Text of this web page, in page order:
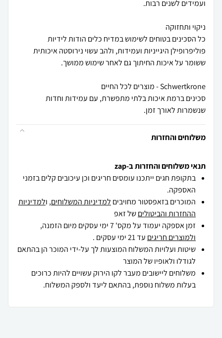
כל הסכינים בטוחים לשימוש במדיח כלים הודות לידיות
פוליפרופילן היגייניות ועמידות, ולהב עשוי נירוסטה איכותית
סכינים ברמת איכות בלתי מתפשרת, עם עמידות וחדות
שנשמרות לאורך זמן.
משלוחים והחזרות
תנאי משלוחים והחזרות ב-zap
בתקופת חגים ייתכנו עומסים חריגים וכן עיכובים קלים בזמני
האספקה.
המוכרים בזאפסטור מחויבים למדיניות המשלוחים, ולמדיניות
ההחזרות והביטוליםשל זאפ
זמן אספקה יעמוד על מקס' 7 ימי עסקים מיום הזמנה,
ולמוצרים חריגים עד 21 ימי עסקים .
שיטות ועלויות המשלוח המוצעות לך על-ידי המוכר הן בהתאם
לגודלו ולאופיו של המוצר
משלוחים ליישובים מעבר לקו הירוק עשויים להיות כרוכים
בעלות משלוח נוספת, בהתאם ליעד ולספק המשלוח.